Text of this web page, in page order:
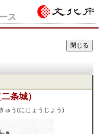
ス
条城）
ゅう(にじょうじょう)